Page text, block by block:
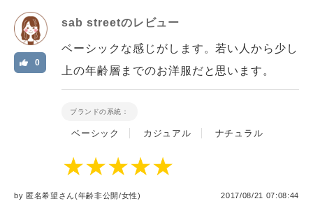
sab streetのレビュー
0
ベーシックな感じがします。若い人から少し
上の年齢層までのお洋服だと思います。
ブランドの系統：
ベーシック カジュアル ナチュラル
by匿名希望 さん(年齢非公開/女性) 2017/08/21 07:08:44